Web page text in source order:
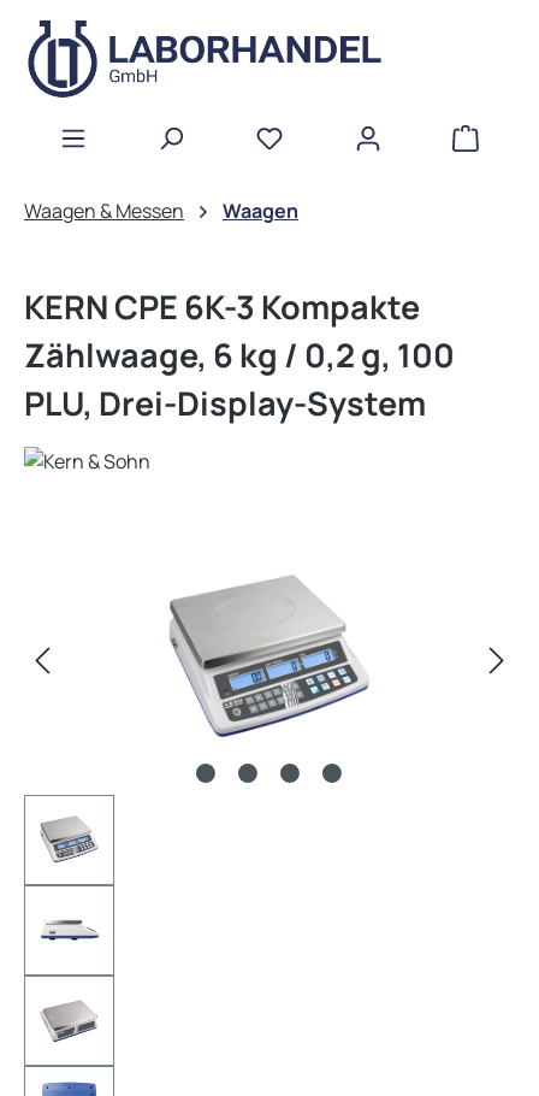
Zum Hauptinhalt springen
Waagen & Messen Waagen
KERN CPE 6K-3 Kompakte
Zählwaage, 6 kg / 0,2 g, 100
PLU, Drei-Display-System